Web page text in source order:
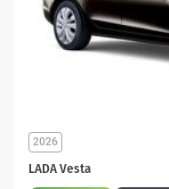
LADA Vesta
2026